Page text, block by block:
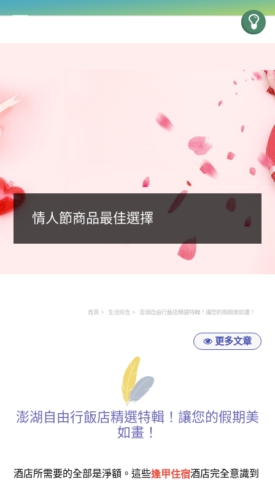
情人節商品最佳選擇
首頁 生活綜合 澎湖自由行飯店精選特輯！讓您的假期美如畫！
更多文章
澎湖自由行飯店精選特輯！讓您的假期美
如畫！
酒店所需要的全部是淨額。這些逢甲住宿酒店完全意識到